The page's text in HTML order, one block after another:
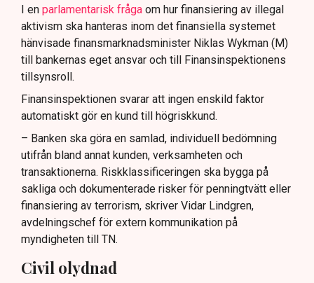
I en parlamentarisk fråga om hur finansiering av illegal
aktivism ska hanteras inom det finansiella systemet
hänvisade finansmarknadsminister Niklas Wykman (M)
till bankernas eget ansvar och till Finansinspektionens
tillsynsroll.
Finansinspektionen svarar att ingen enskild faktor
automatiskt gör en kund till högriskkund.
– Banken ska göra en samlad, individuell bedömning
utifrån bland annat kunden, verksamheten och
transaktionerna. Riskklassificeringen ska bygga på
sakliga och dokumenterade risker för penningtvätt eller
finansiering av terrorism, skriver Vidar Lindgren,
avdelningschef för extern kommunikation på
myndigheten till TN.
Civil olydnad